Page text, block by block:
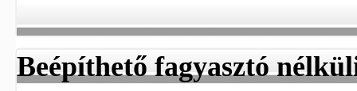
Beépíthető fagyasztó